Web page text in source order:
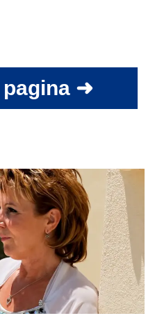
pagina ➜